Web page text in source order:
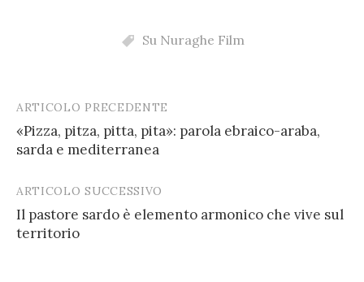
Su Nuraghe Film
Post
navigation
ARTICOLO PRECEDENTE
«Pizza, pitza, pitta, pita»: parola ebraico-araba,
sarda e mediterranea
ARTICOLO SUCCESSIVO
Il pastore sardo è elemento armonico che vive sul
territorio